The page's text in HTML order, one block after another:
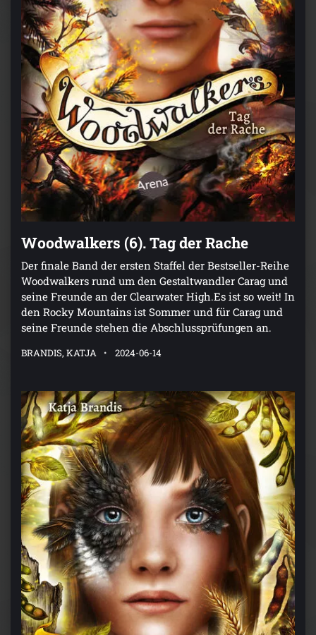
Woodwalkers (6). Tag der Rache
Der finale Band der ersten Staffel der Bestseller-Reihe
Woodwalkers rund um den Gestaltwandler Carag und
seine Freunde an der Clearwater High.Es ist so weit! In
den Rocky Mountains ist Sommer und für Carag und
seine Freunde stehen die Abschlussprüfungen an.
BRANDIS, KATJA 2024-06-14